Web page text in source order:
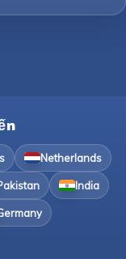
Netherlands
India